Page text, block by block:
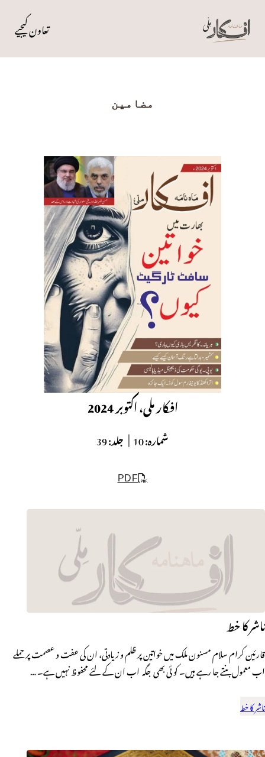
تعاون کیجیے
مضامین
افکار ملی، اکتوبر 2024
شمارہ: جلد:
PDF
ناشر کا خط
قارئین کرام سلام مسنون ملک میں خواتین پر ظلم و زیادتی، ان کی عفت و عصمت پر حملے
اب معمول بنتے جا رہے ہیں۔ کو ئی بھی جگہ اب ان کے لئے محفوظ نہیں ہے۔ …
ناشر کا خط